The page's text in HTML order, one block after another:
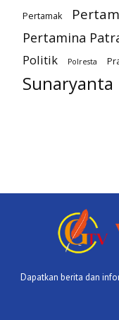
Pertamak
Pertamina
Politik
Polresta
Sunaryanta
Dapatkan berita dan